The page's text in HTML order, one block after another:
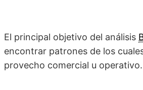
El principal objetivo del análisis
encontrar patrones de los
provecho comercial u operativo.